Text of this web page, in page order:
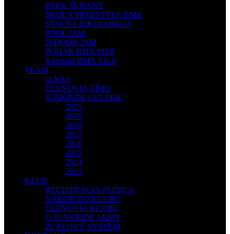
PARK ŠURANY
ŠKOLA FREESTYLE BMX
STAVBA BIKEPARKOV
POOL JAM
INDOOR JAM
POHÁR BMX/MTB
Kalendár BMX Akcií
TEAM
O NÁS
ČLENOVIA TÍMU
JUNKRIDE GELÉRIE
2021
2019
2018
2017
2016
2015
2014
2013
KLUB
REGISTRÁCIA JAZDCA
NÁBOR DO KLUBU
ČLENOVIA KLUBU
O JUNKRIDE ARMY
ZĽAVOVÝ SYSTÉM